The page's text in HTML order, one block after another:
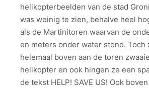
helikopterbeelden van de stad
was weinig te zien, behalve heel
als de Martinitoren waarvan de
en meters onder water stond. Toch
helemaal boven aan de toren
helikopter en ook hingen ze een
de tekst HELP! SAVE US! Ook